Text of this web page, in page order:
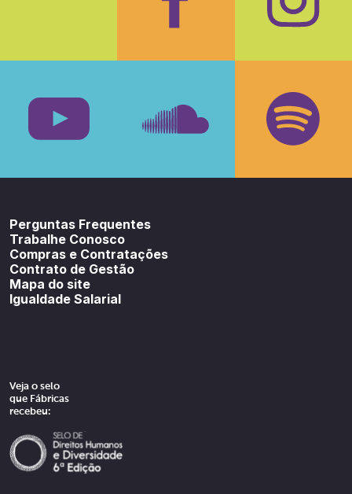
Facebook
Perguntas Frequentes
Trabalhe Conosco
Compras e Contratações
Contrato de Gestão
Mapa do site
Igualdade Salarial
Veja o selo
que Fábricas
recebeu: